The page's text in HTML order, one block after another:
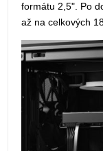
formátu 2,5". Po
až na celkových